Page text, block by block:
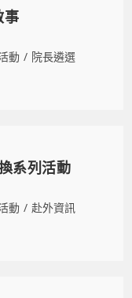
事
動 / 院長遴選
系列活動
動 / 赴外資訊